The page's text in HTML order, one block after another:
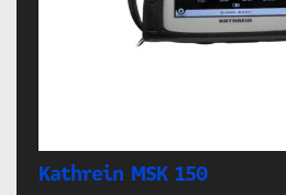
Kathrein MSK 150